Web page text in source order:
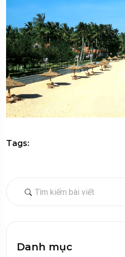
Danh mục
Tags: